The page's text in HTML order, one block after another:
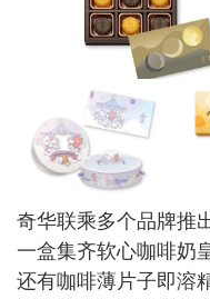
奇华联乘多个品牌推
一盒集齐软心咖啡奶
还有咖啡薄片子即溶